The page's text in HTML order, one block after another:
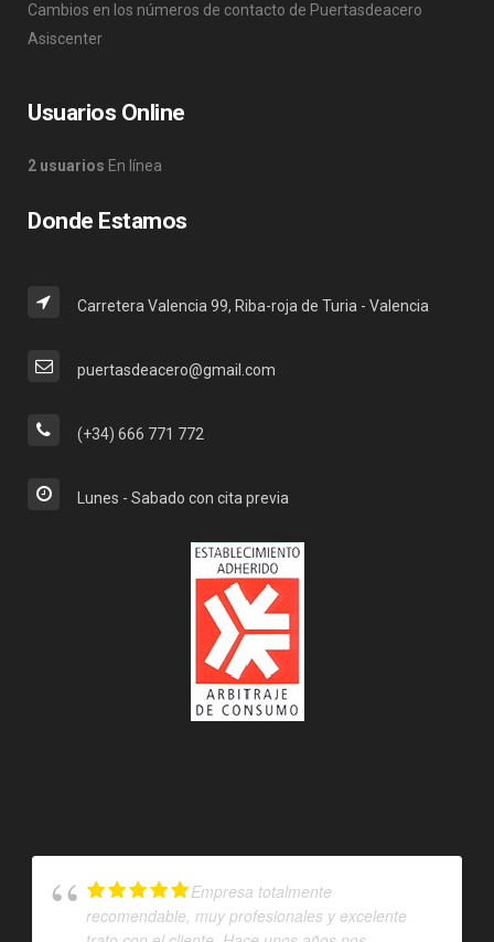
Cambios en los números de contacto de Puertasdeacero
Asiscenter
Usuarios Online
2 usuarios En línea
Donde Estamos
Carretera Valencia 99, Riba-roja de Turia - Valencia
puertasdeacero@gmail.com
(+34) 666 771 772
Lunes - Sabado con cita previa
Empresa totalmente
recomendable, muy profesionales y excelente